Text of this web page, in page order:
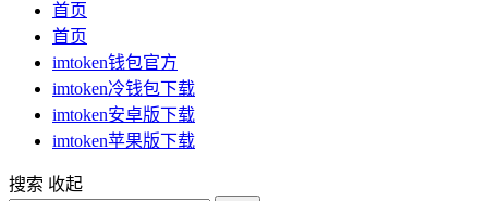
首页
首页
imtoken钱包官方
imtoken冷钱包下载
imtoken安卓版下载
imtoken苹果版下载
搜索 收起